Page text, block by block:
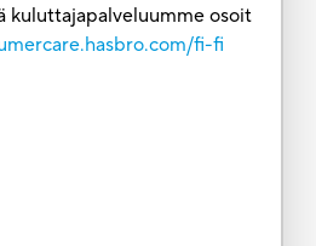
kuluttajapalveluumme osoit
fi-fi